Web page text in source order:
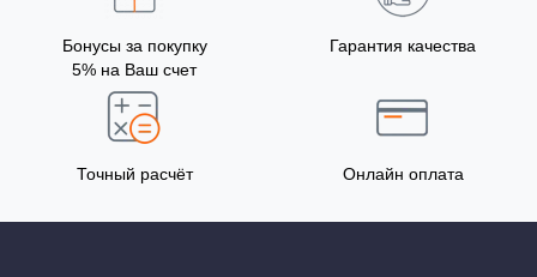
Бонусы за покупку
5% на Ваш счет
Гарантия качества
Точный расчёт Онлайн оплата